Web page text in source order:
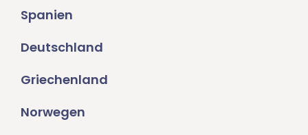
Spanien
Deutschland
Griechenland
Norwegen